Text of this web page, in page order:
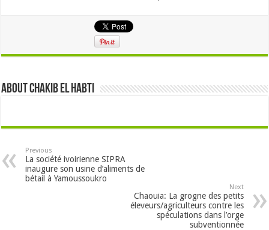
About Chakib el habti
Previous
La société ivoirienne SIPRA
inaugure son usine d’aliments de
bétail à Yamoussoukro
Next
Chaouia: La grogne des petits
éleveurs/agriculteurs contre les
spéculations dans l’orge
subventionnée